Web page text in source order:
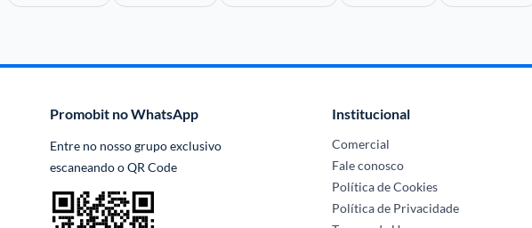
Promobit no WhatsApp
Entre no nosso grupo exclusivo
escaneando o QR Code
Institucional
Comercial
Fale conosco
Política de Cookies
Política de Privacidade